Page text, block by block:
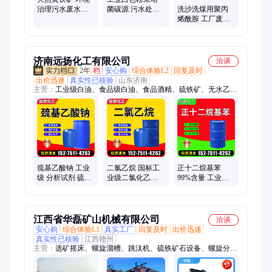
治理污水废水吸
菌碳源 污水处理
洗沙洗煤用聚丙
烯酰胺 工厂废水
济南远扬化工有限公司
洽谈
2年 档 安心购 综合体验L2
回复及时
出价迅速
真实性已核验
山东济南
主营： 工业级白油、食品级白油、食品酒精、硫铁矿、无水乙
醇、白凡士林、三乙醇胺、溶剂油、P507萃取剂、二甲基丙烯酰
胺、正十二烷、8-羟基喹啉、阻聚剂701、聚乙二醇、三乙二
醇、桐油、1227杀菌剂、乙醇钠、乙酸乙酯、二甲苯
巯基乙酸钠 工业
级 分析试剂 硫铁
二氯乙烷 国标工
业级二氯化乙烯
正十二烷基苯
99%含量 工业级
江西省华磊矿山机械有限公司
洽谈
安心购
综合体验L1 真实工厂 回复及时 出价迅速
真实性已核验 江西赣州
主营： 选矿摇床、螺旋溜槽、跳汰机、硫铁矿石设备、螺旋分级
机、滚筒筛、圆筒洗矿机、浮选机、球磨机、振动筛、水力旋流
器、浓密机、洗砂设备、矿用搅拌桶、给矿机、鄂式破碎机、磁